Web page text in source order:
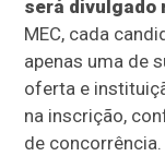
será divulgado
MEC, cada
apenas uma de
oferta e
na inscrição,
de concorrência.